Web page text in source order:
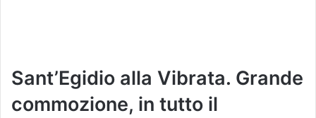
Sant’Egidio alla Vibrata. Grande
commozione, in tutto il